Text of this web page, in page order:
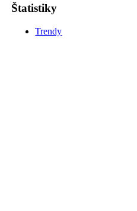
Štatistiky
Trendy